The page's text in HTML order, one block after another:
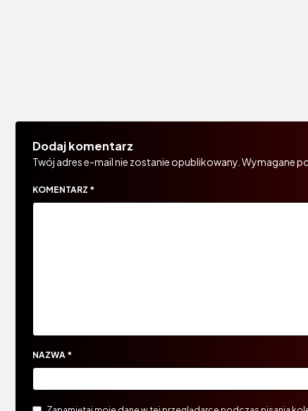
Dodaj komentarz
Twój adres e-mail nie zostanie opublikowany. Wymagane
KOMENTARZ *
NAZWA *